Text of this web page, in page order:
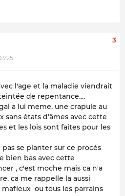
3
l'age et la maladie viendrait
de repentance....
a lui meme, une crapule au
états d’âmes avec cette
et les lois sont faites pour les
se planter sur ce procès
bien bas avec cette
, c'est moche mais ca n'a
ca me rappelle la aussi
ou tous les parrains